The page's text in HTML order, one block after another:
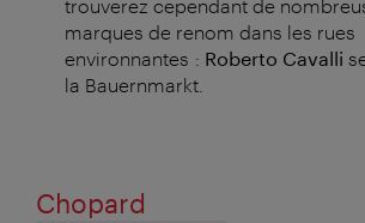
trouverez cependant de
marques de renom dans les rues
environnantes : Roberto Cavalli
la Bauernmarkt.
Chopard